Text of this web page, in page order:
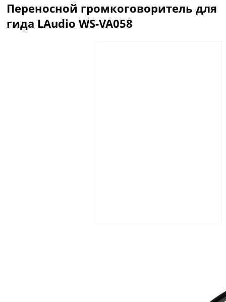
Переносной громкоговоритель для
гида LAudio WS-VA058